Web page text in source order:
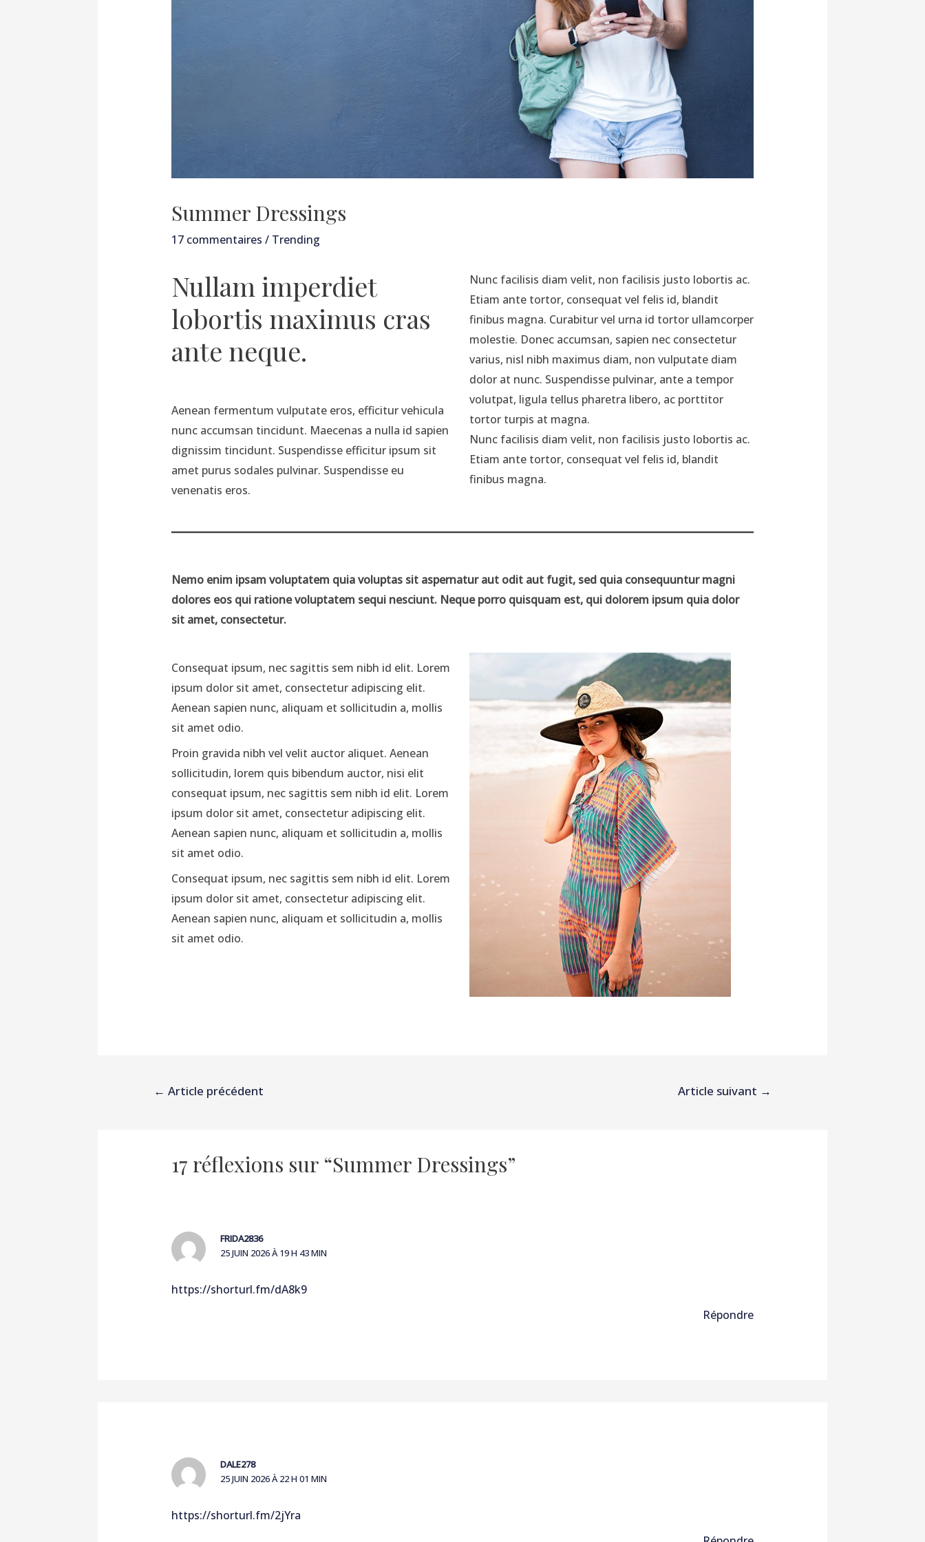
Summer Dressings
17 commentaires / Trending
Nullam imperdiet
lobortis maximus cras
ante neque.
Aenean fermentum vulputate eros, efficitur vehicula
nunc accumsan tincidunt. Maecenas a nulla id sapien
dignissim tincidunt. Suspendisse efficitur ipsum sit
amet purus sodales pulvinar. Suspendisse eu
venenatis eros.
Nunc facilisis diam velit, non facilisis justo lobortis ac.
Etiam ante tortor, consequat vel felis id, blandit
finibus magna. Curabitur vel urna id tortor ullamcorper
molestie. Donec accumsan, sapien nec consectetur
varius, nisl nibh maximus diam, non vulputate diam
dolor at nunc. Suspendisse pulvinar, ante a tempor
volutpat, ligula tellus pharetra libero, ac porttitor
tortor turpis at magna.
Nunc facilisis diam velit, non facilisis justo lobortis ac.
Etiam ante tortor, consequat vel felis id, blandit
finibus magna.
Nemo enim ipsam voluptatem quia voluptas sit aspernatur aut odit aut fugit, sed quia consequuntur magni
dolores eos qui ratione voluptatem sequi nesciunt. Neque porro quisquam est, qui dolorem ipsum quia dolor
sit amet, consectetur.
Consequat ipsum, nec sagittis sem nibh id elit. Lorem
ipsum dolor sit amet, consectetur adipiscing elit.
Aenean sapien nunc, aliquam et sollicitudin a, mollis
sit amet odio.
Proin gravida nibh vel velit auctor aliquet. Aenean
sollicitudin, lorem quis bibendum auctor, nisi elit
consequat ipsum, nec sagittis sem nibh id elit. Lorem
ipsum dolor sit amet, consectetur adipiscing elit.
Aenean sapien nunc, aliquam et sollicitudin a, mollis
sit amet odio.
Consequat ipsum, nec sagittis sem nibh id elit. Lorem
ipsum dolor sit amet, consectetur adipiscing elit.
Aenean sapien nunc, aliquam et sollicitudin a, mollis
sit amet odio.
← Article précédent Article suivant →
17 réflexions sur “Summer Dressings”
FRIDA2836
25 JUIN 2026 À 19 H 43 MIN
https://shorturl.fm/dA8k9
Répondre
DALE278
25 JUIN 2026 À 22 H 01 MIN
https://shorturl.fm/2jYra